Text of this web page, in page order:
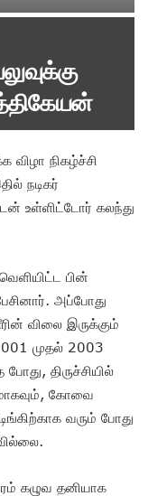
நிகழ்ச்சி
நடிகர்
உள்ளிட்டோர் கலந்து
பின்
அப்போது
விலை இருக்கும்
முதல் 2003
திருச்சியில்
கோவை
வரும் போது
கழுவ தனியாக